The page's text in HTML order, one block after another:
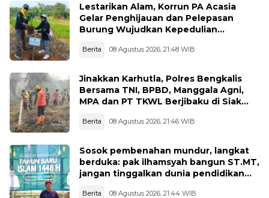
Lestarikan Alam, Korrun PA Acasia
Gelar Penghijauan dan Pelepasan
Burung Wujudkan Kepedulian
Berita 08 Agustus 2026, 21:48 WIB
Jinakkan Karhutla, Polres Bengkalis
Bersama TNI, BPBD, Manggala Agni,
MPA dan PT TKWL Berjibaku di Siak
Berita 08 Agustus 2026, 21:46 WIB
Sosok pembenahan mundur, langkat
berduka: pak ilhamsyah bangun ST.MT,
jangan tinggalkan dunia pendidikan
Berita 08 Agustus 2026, 21:44 WIB